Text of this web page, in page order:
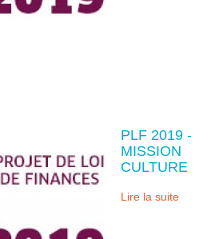
PLF 2019 -
MISSION
CULTURE
Lire la suite